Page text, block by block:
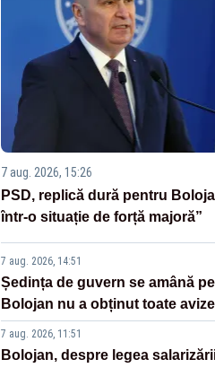
7 aug. 2026, 15:26
PSD, replică dură pentru
într-o situație de forță majoră”
7 aug. 2026, 14:51
Ședința de guvern se amână
Bolojan nu a obținut toate
7 aug. 2026, 11:51
Bolojan, despre legea